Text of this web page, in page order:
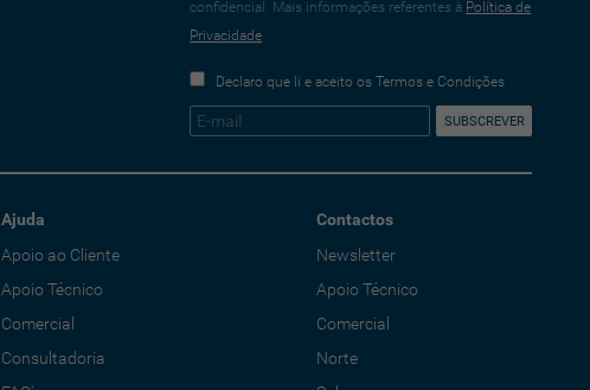
confidencial. Mais informações referentes à Política de
Privacidade
Declaro que li e aceito os Termos e Condições
Ajuda
Apoio ao Cliente
Apoio Técnico
Comercial
Consultadoria
Contactos
Newsletter
Apoio Técnico
Comercial
Norte